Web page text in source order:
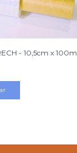
- 10,5cm x 100m